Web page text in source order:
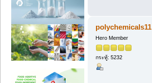
polychemicals11
Hero Member
กระทู้: 5232